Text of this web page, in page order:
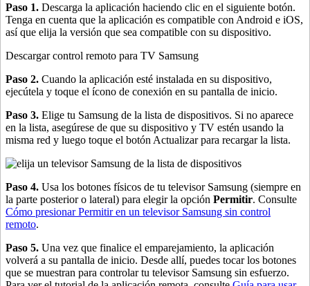
Paso 1. Descarga la aplicación haciendo clic en el siguiente botón.
Tenga en cuenta que la aplicación es compatible con Android e iOS,
así que elija la versión que sea compatible con su dispositivo.
Descargar control remoto para TV Samsung
Paso 2. Cuando la aplicación esté instalada en su dispositivo,
ejecútela y toque el ícono de conexión en su pantalla de inicio.
Paso 3. Elige tu Samsung de la lista de dispositivos. Si no aparece
en la lista, asegúrese de que su dispositivo y TV estén usando la
misma red y luego toque el botón Actualizar para recargar la lista.
Paso 4. Usa los botones físicos de tu televisor Samsung (siempre en
la parte posterior o lateral) para elegir la opción Permitir. Consulte
Cómo presionar Permitir en un televisor Samsung sin control
remoto.
Paso 5. Una vez que finalice el emparejamiento, la aplicación
volverá a su pantalla de inicio. Desde allí, puedes tocar los botones
que se muestran para controlar tu televisor Samsung sin esfuerzo.